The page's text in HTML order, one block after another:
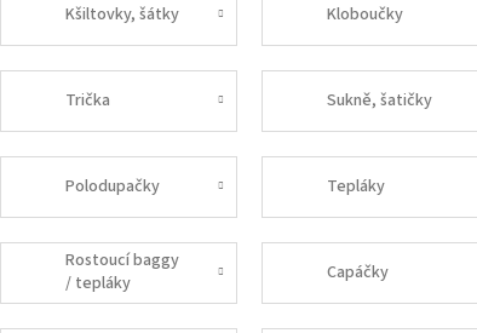
Kšiltovky, šátky Kloboučky
Trička Sukně, šatičky
Polodupačky Tepláky
Rostoucí baggy
/ tepláky
Capáčky